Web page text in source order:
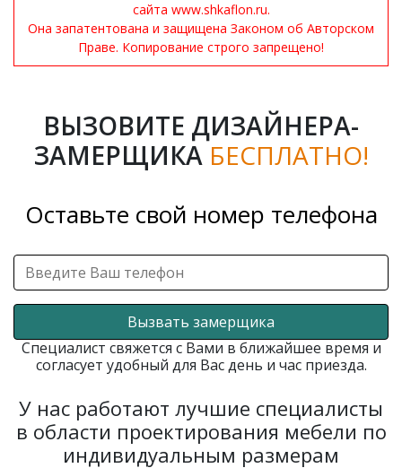
сайта www.shkaflon.ru.
Она запатентована и защищена Законом об Авторском
Праве. Копирование строго запрещено!
ВЫЗОВИТЕ ДИЗАЙНЕРА-
ЗАМЕРЩИКА БЕСПЛАТНО!
Оставьте свой номер телефона
Вызвать замерщика
Специалист свяжется с Вами в ближайшее время и
согласует удобный для Вас день и час приезда.
У нас работают лучшие специалисты
в области проектирования мебели по
индивидуальным размерам